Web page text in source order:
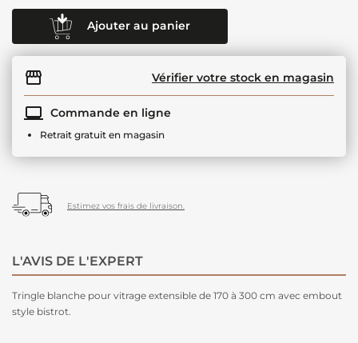
Ajouter au panier
Vérifier votre stock en magasin
Commande en ligne
Retrait gratuit en magasin
Estimez vos frais de livraison.
L'AVIS DE L'EXPERT
Tringle blanche pour vitrage extensible de 170 à 300 cm avec embout
style bistrot.